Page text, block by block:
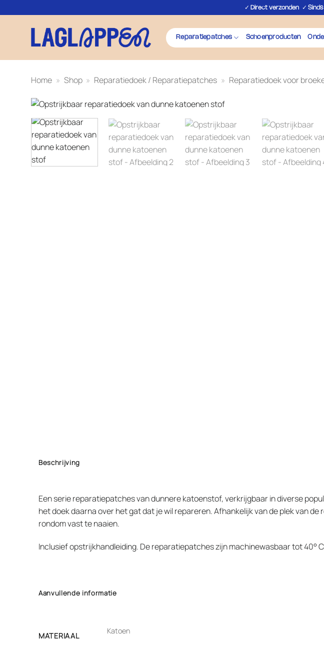
naar
✓ Direct verzonden✓
Reparatiepatches Schoenproducten
Home » Shop » Reparatiedoek / Reparatiepatches » Reparatiedoek voor
Beschrijving
Een serie reparatiepatches van dunnere katoenstof, verkrijgbaar in diverse
het doek daarna over het gat dat je wil repareren. Afhankelijk van de plek van
rondom vast te naaien.
Inclusief opstrijkhandleiding. De reparatiepatches zijn machinewasbaar tot 40°
Aanvullende informatie
MATERIAAL
Katoen